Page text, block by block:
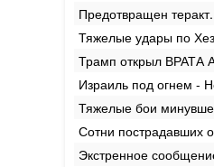
Предотвращен
Тяжелые удары по
Трамп открыл ВРАТА
Израиль под огнем -
Тяжелые бои
Сотни пострадавших
Экстренное